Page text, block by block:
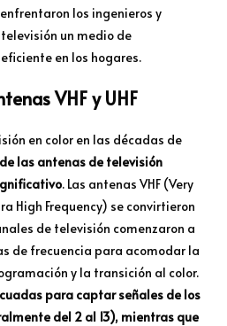
los ingenieros y
un medio de
en los hogares.
VHF y UHF
en color en las décadas de
las antenas de televisión
. Las antenas VHF (Very
High Frequency) se convirtieron
de televisión comenzaron a
de frecuencia para acomodar la
y la transición al color.
para captar señales de los
del 2 al 13), mientras que